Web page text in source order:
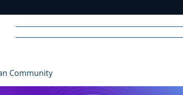
Community